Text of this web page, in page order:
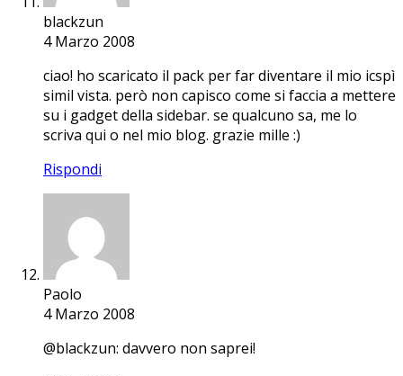
blackzun
4 Marzo 2008
ciao! ho scaricato il pack per far diventare il mio icspì
simil vista. però non capisco come si faccia a mettere
su i gadget della sidebar. se qualcuno sa, me lo
scriva qui o nel mio blog. grazie mille :)
Rispondi
Paolo
4 Marzo 2008
@blackzun: davvero non saprei!